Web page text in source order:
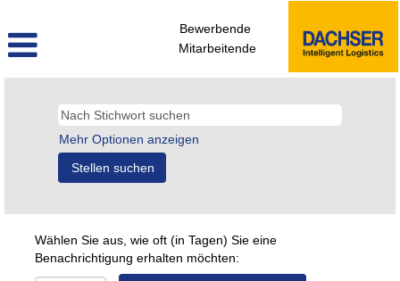
Bewerbende
Mitarbeitende
Mehr Optionen anzeigen
Wählen Sie aus, wie oft (in Tagen) Sie eine
Benachrichtigung erhalten möchten: